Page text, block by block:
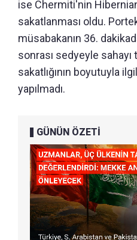
ise Chermiti'nin
sakatlanması oldu.
müsabakanın 36.
sonrası sedyeyle
sakatlığının boyutuyla
yapılmadı.
GÜNÜN ÖZETİ